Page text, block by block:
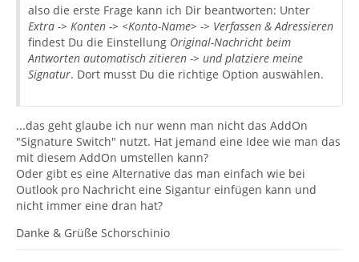
also die erste Frage kann ich Dir beantworten: Unter
Extra -> Konten -> <Konto-Name> -> Verfassen & Adressieren
findest Du die Einstellung Original-Nachricht beim
Antworten automatisch zitieren -> und platziere meine
Signatur. Dort musst Du die richtige Option auswählen.
...das geht glaube ich nur wenn man nicht das AddOn
"Signature Switch" nutzt. Hat jemand eine Idee wie man das
mit diesem AddOn umstellen kann?
Oder gibt es eine Alternative das man einfach wie bei
Outlook pro Nachricht eine Sigantur einfügen kann und
nicht immer eine dran hat?
Danke & Grüße Schorschinio